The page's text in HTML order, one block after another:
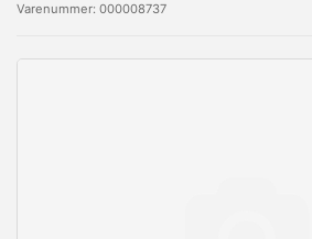
Varenummer: 000008737